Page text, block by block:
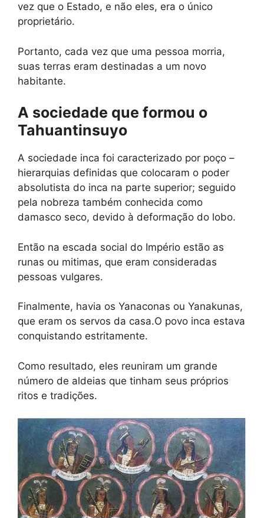
vez que o Estado, e não eles, era o único
proprietário.
Portanto, cada vez que uma pessoa morria,
suas terras eram destinadas a um novo
habitante.
A sociedade que formou o
Tahuantinsuyo
A sociedade inca foi caracterizado por poço –
hierarquias definidas que colocaram o poder
absolutista do inca na parte superior; seguido
pela nobreza também conhecida como
damasco seco, devido à deformação do lobo.
Então na escada social do Império estão as
runas ou mitimas, que eram consideradas
pessoas vulgares.
Finalmente, havia os Yanaconas ou Yanakunas,
que eram os servos da casa.O povo inca estava
conquistando estritamente.
Como resultado, eles reuniram um grande
número de aldeias que tinham seus próprios
ritos e tradições.